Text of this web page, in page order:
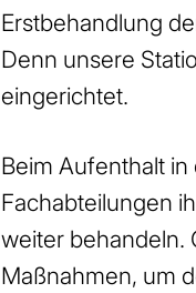
Erstbehandlung
Denn unsere
eingerichtet.
Beim Aufenthalt
Fachabteilungen
weiter behandeln.
Maßnahmen, um